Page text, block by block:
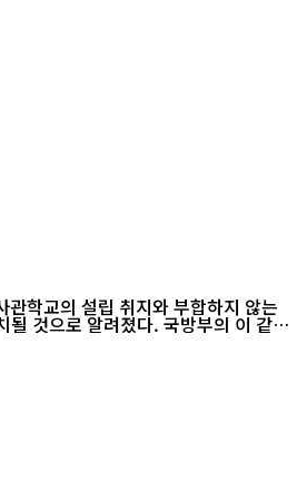
학교의 설립 취지와 부합하지 않는
다. 국방부의 이 같은